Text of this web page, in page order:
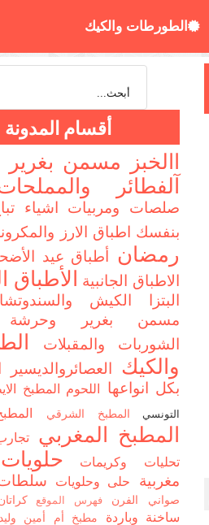
الطورطات والكيك
أقسام المدونة
االخبز مسمن
آلفطائر
صلصات ومربيات اشياء
بنفسك اطباق الارز
رمضان أطباق عيد
الاطباق الجانبية الأطباق
البتزا الكيش
مسمن بغرير
الشوربات والمقبلات
والكيك العصائروالديسير
بكل انواعها اللحوم المطبخ
التونسي المطبخ الشرقي
المطبخ المغربي
تحليات وكريمات
مغربية
حلى وحلويات
صواني الفرنفهرس الموقع
ساخنة وباردة
مطبخ أم أمين